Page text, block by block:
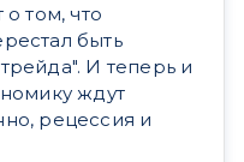
том, что
быть
И теперь и
ждут
рецессия и